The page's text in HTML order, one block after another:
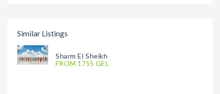
Similar Listings
Sharm El Sheikh
FROM 1755 GEL